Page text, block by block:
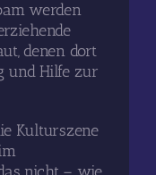
werden
denen dort
und Hilfe zur
Kulturszene